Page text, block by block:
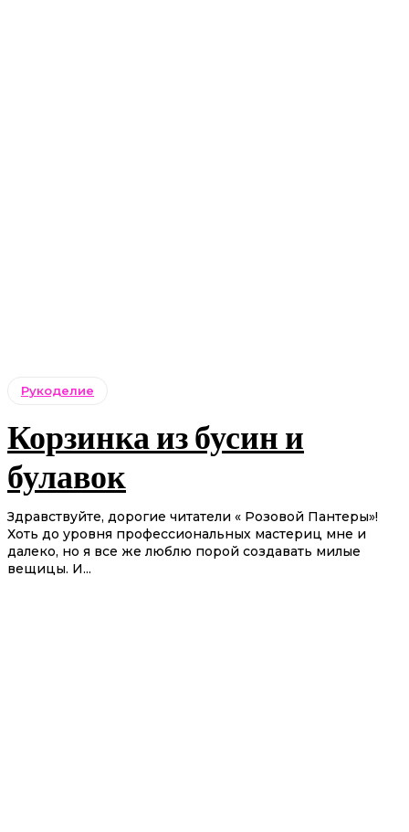
Рукоделие
Корзинка из бусин и
булавок
Здравствуйте, дорогие читатели « Розовой Пантеры»!
Хоть до уровня профессиональных мастериц мне и
далеко, но я все же люблю порой создавать милые
вещицы. И...